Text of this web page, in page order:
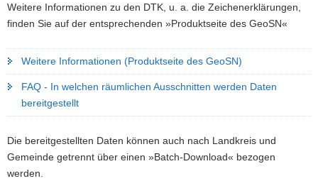
t
i
(DTK50),
Layer
"schw"
Weitere Informationen zu den DTK, u. a. die Zeichenerklärungen,
finden Sie auf der entsprechenden »Produktseite des GeoSN«
Weitere Informationen (Produktseite des GeoSN)
FAQ - In welchen räumlichen Ausschnitten werden Daten
bereitgestellt
Die bereitgestellten Daten können auch nach Landkreis und
Gemeinde getrennt über einen »Batch-Download« bezogen
werden.